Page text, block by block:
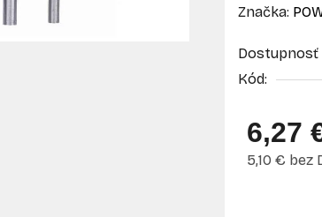
Značka:
Dostupnosť
Kód:
6,27
5,10 € bez